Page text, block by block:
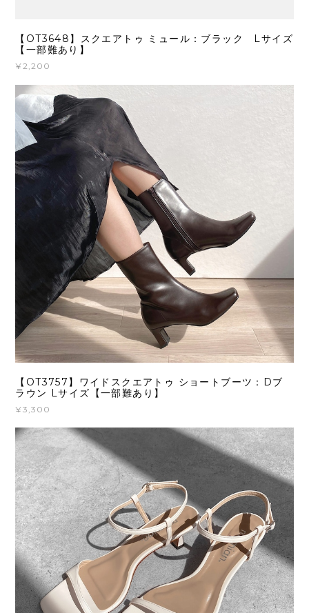
【OT3648】スクエアトゥ ミュール：ブラック Lサイズ
【一部難あり】
¥2,200
【OT3757】ワイドスクエアトゥ ショートブーツ：Dブ
ラウン Lサイズ【一部難あり】
¥3,300